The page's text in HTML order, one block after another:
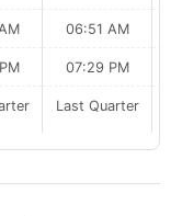
06:51 AM
07:29 PM
Last Quarter